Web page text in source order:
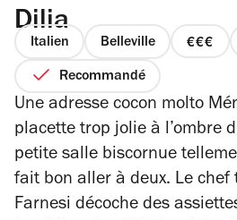
Dilia
Italien Belleville
prix
sur
Recommandé
Une adresse cocon molto
placette trop jolie à l’ombre
petite salle biscornue
fait bon aller à deux. Le chef
Farnesi décoche des